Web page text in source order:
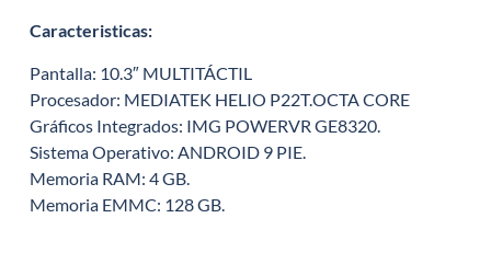
Caracteristicas:
Pantalla: 10.3″ MULTITÁCTIL
Procesador: MEDIATEK HELIO P22T.OCTA CORE
Gráficos Integrados: IMG POWERVR GE8320.
Sistema Operativo: ANDROID 9 PIE.
Memoria RAM: 4 GB.
Memoria EMMC: 128 GB.